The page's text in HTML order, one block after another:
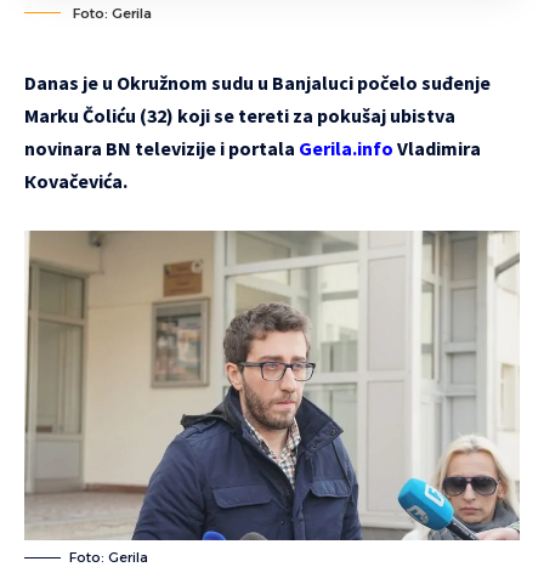
Foto: Gerila
Danas je u Okružnom sudu u Banjaluci počelo suđenje
Marku Čoliću (32) koji se tereti za pokušaj ubistva
novinara BN televizije i portala Gerila.info Vladimira
Кovačevića.
Foto: Gerila